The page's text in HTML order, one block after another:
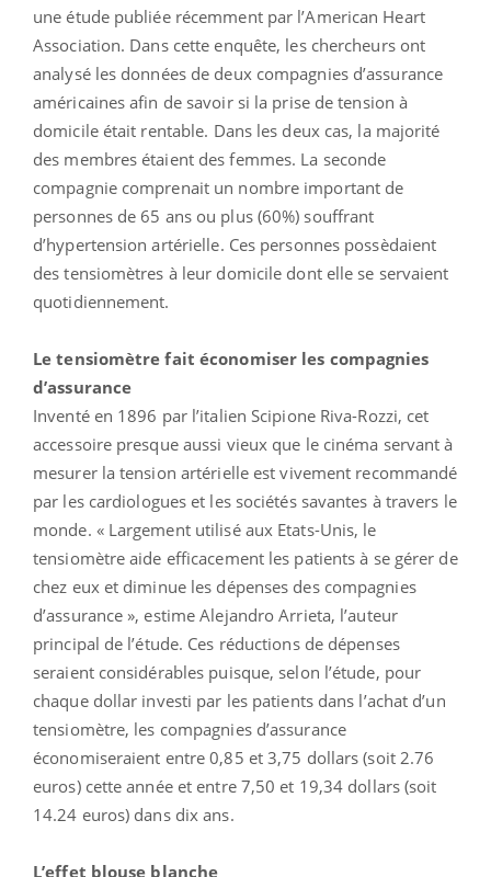
une étude publiée récemment par l’American Heart
Association. Dans cette enquête, les chercheurs ont
analysé les données de deux compagnies d’assurance
américaines afin de savoir si la prise de tension à
domicile était rentable. Dans les deux cas, la majorité
des membres étaient des femmes. La seconde
compagnie comprenait un nombre important de
personnes de 65 ans ou plus (60%) souffrant
d’hypertension artérielle. Ces personnes possèdaient
des tensiomètres à leur domicile dont elle se servaient
quotidiennement.
Le tensiomètre fait économiser les compagnies
d’assurance
Inventé en 1896 par l’italien Scipione Riva-Rozzi, cet
accessoire presque aussi vieux que le cinéma servant à
mesurer la tension artérielle est vivement recommandé
par les cardiologues et les sociétés savantes à travers le
monde. « Largement utilisé aux Etats-Unis, le
tensiomètre aide efficacement les patients à se gérer de
chez eux et diminue les dépenses des compagnies
d’assurance », estime Alejandro Arrieta, l’auteur
principal de l’étude. Ces réductions de dépenses
seraient considérables puisque, selon l’étude, pour
chaque dollar investi par les patients dans l’achat d’un
tensiomètre, les compagnies d’assurance
économiseraient entre 0,85 et 3,75 dollars (soit 2.76
euros) cette année et entre 7,50 et 19,34 dollars (soit
14.24 euros) dans dix ans.
L’effet blouse blanche